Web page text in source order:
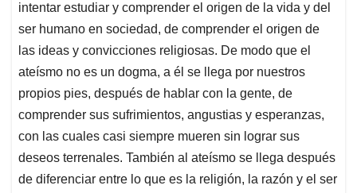
intentar estudiar y comprender el origen de la vida y del
ser humano en sociedad, de comprender el origen de
las ideas y convicciones religiosas. De modo que el
ateísmo no es un dogma, a él se llega por nuestros
propios pies, después de hablar con la gente, de
comprender sus sufrimientos, angustias y esperanzas,
con las cuales casi siempre mueren sin lograr sus
deseos terrenales. También al ateísmo se llega después
de diferenciar entre lo que es la religión, la razón y el ser